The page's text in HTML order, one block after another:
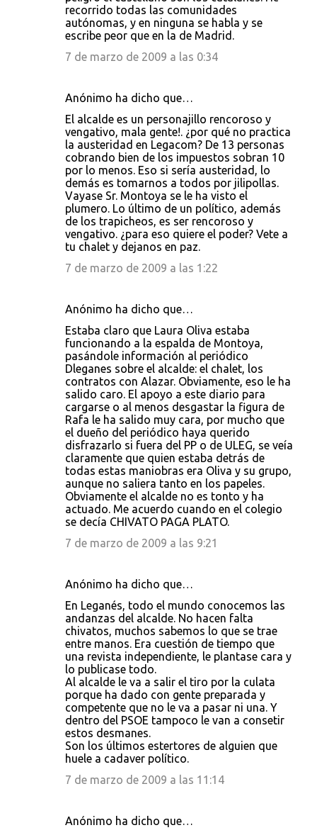
recorrido todas las comunidades
autónomas, y en ninguna se habla y se
escribe peor que en la de Madrid.
7 de marzo de 2009 a las 0:34
Anónimo ha dicho que…
El alcalde es un personajillo rencoroso y
vengativo, mala gente!. ¿por qué no practica
la austeridad en Legacom? De 13 personas
cobrando bien de los impuestos sobran 10
por lo menos. Eso si sería austeridad, lo
demás es tomarnos a todos por jilipollas.
Vayase Sr. Montoya se le ha visto el
plumero. Lo último de un político, además
de los trapicheos, es ser rencoroso y
vengativo. ¿para eso quiere el poder? Vete a
tu chalet y dejanos en paz.
7 de marzo de 2009 a las 1:22
Anónimo ha dicho que…
Estaba claro que Laura Oliva estaba
funcionando a la espalda de Montoya,
pasándole información al periódico
Dleganes sobre el alcalde: el chalet, los
contratos con Alazar. Obviamente, eso le ha
salido caro. El apoyo a este diario para
cargarse o al menos desgastar la figura de
Rafa le ha salido muy cara, por mucho que
el dueño del periódico haya querido
disfrazarlo si fuera del PP o de ULEG, se veía
claramente que quien estaba detrás de
todas estas maniobras era Oliva y su grupo,
aunque no saliera tanto en los papeles.
Obviamente el alcalde no es tonto y ha
actuado. Me acuerdo cuando en el colegio
se decía CHIVATO PAGA PLATO.
7 de marzo de 2009 a las 9:21
Anónimo ha dicho que…
En Leganés, todo el mundo conocemos las
andanzas del alcalde. No hacen falta
chivatos, muchos sabemos lo que se trae
entre manos. Era cuestión de tiempo que
una revista independiente, le plantase cara y
lo publicase todo.
Al alcalde le va a salir el tiro por la culata
porque ha dado con gente preparada y
competente que no le va a pasar ni una. Y
dentro del PSOE tampoco le van a consetir
estos desmanes.
Son los últimos estertores de alguien que
huele a cadaver político.
7 de marzo de 2009 a las 11:14
Anónimo ha dicho que…